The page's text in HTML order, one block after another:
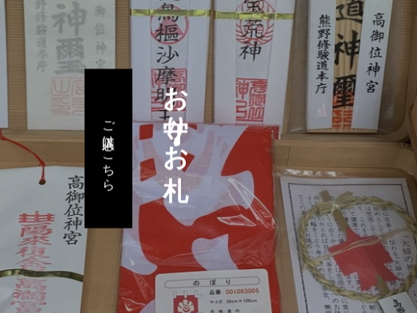
お守り・お札
ご購入はこちら